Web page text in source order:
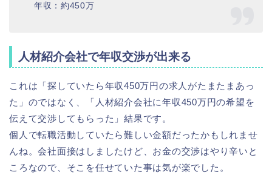
年収：約450万
人材紹介会社で年収交渉が出来る
これは「探していたら年収450万円の求人がたまたまあっ
た」のではなく、「人材紹介会社に年収450万円の希望を
伝えて交渉してもらった」結果です。
個人で転職活動していたら難しい金額だったかもしれませ
んね。会社面接はしましたけど、お金の交渉はやり辛いと
ころなので、そこを任せていた事は気が楽でした。